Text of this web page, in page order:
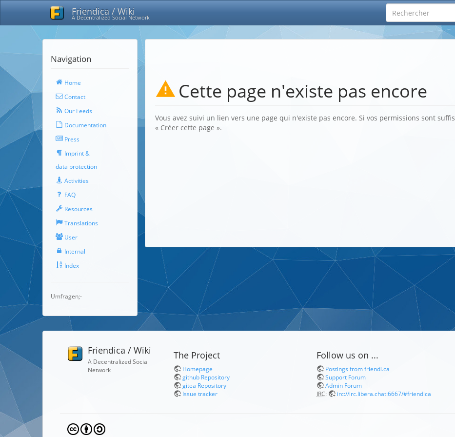
Friendica / Wiki
A Decentralized Social Network
Navigation
Home
Contact
Our Feeds
Documentation
Press
Imprint &
data protection
Activities
FAQ
Resources
Translations
User
Internal
Index
Umfragen;-
Cette page n'existe pas encore
Vous avez suivi un lien vers une page qui n'existe pas encore. Si vos permissions sont
« Créer cette page ».
Friendica / Wiki
A Decentralized Social
Network
The Project
Homepage
github Repository
gitea Repository
Issue tracker
Follow us on ...
Postings from friendi.ca
Support Forum
Admin Forum
IRC: irc://irc.libera.chat:6667/#friendica